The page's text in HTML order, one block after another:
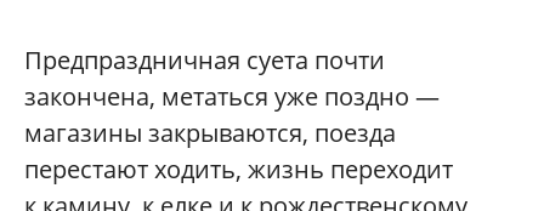
Предпраздничная суета почти
закончена, метаться уже поздно —
магазины закрываются, поезда
перестают ходить, жизнь переходит